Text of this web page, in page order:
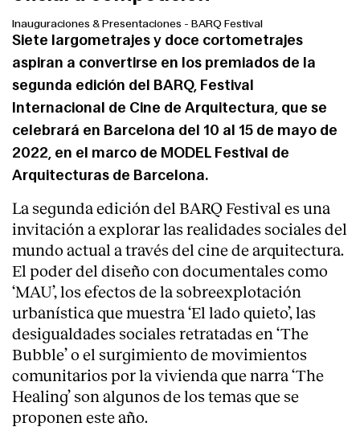
Inauguraciones & Presentaciones - BARQ Festival
Siete largometrajes y doce cortometrajes
aspiran a convertirse en los premiados de la
segunda edición del BARQ, Festival
Internacional de Cine de Arquitectura, que se
celebrará en Barcelona del 10 al 15 de mayo de
2022, en el marco de MODEL Festival de
Arquitecturas de Barcelona.
La segunda edición del BARQ Festival es una
invitación a explorar las realidades sociales del
mundo actual a través del cine de arquitectura.
El poder del diseño con documentales como
‘MAU’, los efectos de la sobreexplotación
urbanística que muestra ‘El lado quieto’, las
desigualdades sociales retratadas en ‘The
Bubble’ o el surgimiento de movimientos
comunitarios por la vivienda que narra ‘The
Healing’ son algunos de los temas que se
proponen este año.